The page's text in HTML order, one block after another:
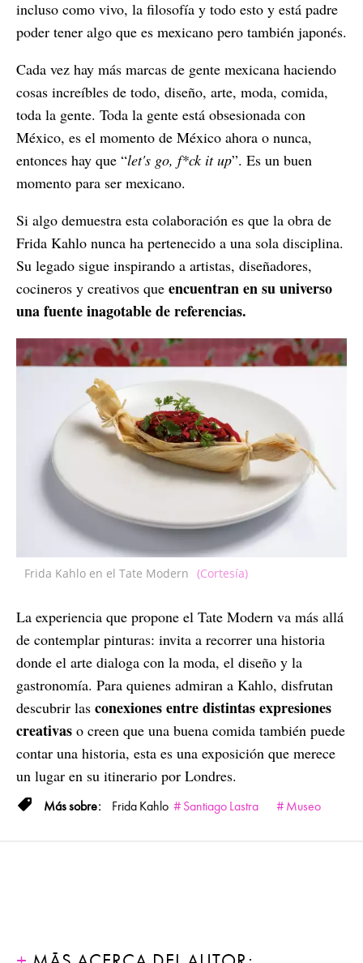
incluso como vivo, la filosofía y todo esto y está padre
poder tener algo que es mexicano pero también japonés.
Cada vez hay más marcas de gente mexicana haciendo
cosas increíbles de todo, diseño, arte, moda, comida,
toda la gente. Toda la gente está obsesionada con
México, es el momento de México ahora o nunca,
entonces hay que “let's go, f*ck it up”. Es un buen
momento para ser mexicano.
Si algo demuestra esta colaboración es que la obra de
Frida Kahlo nunca ha pertenecido a una sola disciplina.
Su legado sigue inspirando a artistas, diseñadores,
cocineros y creativos que encuentran en su universo
una fuente inagotable de referencias.
Frida Kahlo en el Tate Modern (Cortesía)
La experiencia que propone el Tate Modern va más allá
de contemplar pinturas: invita a recorrer una historia
donde el arte dialoga con la moda, el diseño y la
gastronomía. Para quienes admiran a Kahlo, disfrutan
descubrir las conexiones entre distintas expresiones
creativas o creen que una buena comida también puede
contar una historia, esta es una exposición que merece
un lugar en su itinerario por Londres.
Frida Kahlo Santiago Lastra Museo